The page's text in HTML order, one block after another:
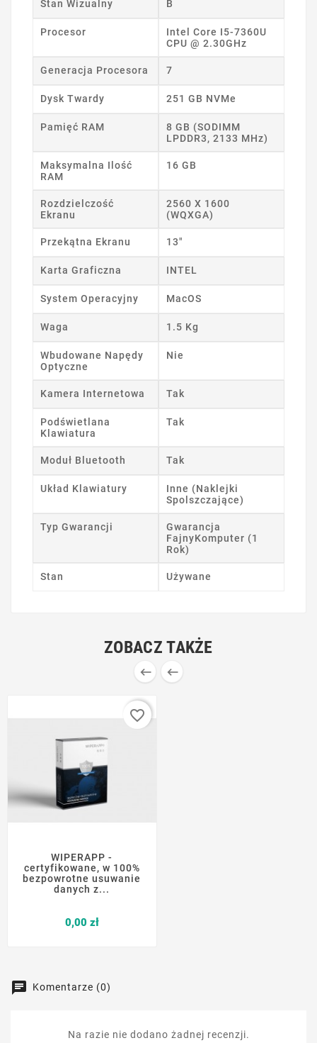
Stan Wizualny B
Procesor
Intel Core I5-7360U
CPU @ 2.30GHz
Generacja Procesora 7
Dysk Twardy 251 GB NVMe
Pamięć RAM
8 GB (SODIMM
LPDDR3, 2133 MHz)
Maksymalna Ilość
RAM
16 GB
Rozdzielczość
Ekranu
2560 X 1600
(WQXGA)
Przekątna Ekranu 13"
Karta Graficzna INTEL
System Operacyjny MacOS
Waga 1.5 Kg
Wbudowane Napędy
Optyczne
Nie
Kamera Internetowa Tak
Podświetlana
Klawiatura
Tak
Moduł Bluetooth Tak
Układ Klawiatury
Inne (Naklejki
Spolszczające)
Typ Gwarancji
Gwarancja
FajnyKomputer (1
Rok)
Stan Używane
ZOBACZ TAKŻE
 
WIPERAPP -
certyfikowane, w 100%
bezpowrotne usuwanie
danych z...
0,00 złCena
favorite_border
Komentarze (0)
Na razie nie dodano żadnej recenzji.